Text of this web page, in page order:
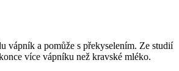
vápník a pomůže s překyselením. Ze studií
více vápníku než kravské mléko.